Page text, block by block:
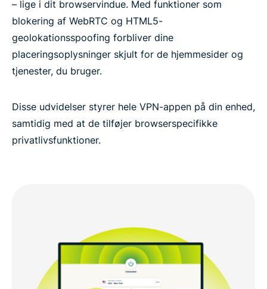
– lige i dit browservindue. Med funktioner som
blokering af WebRTC og HTML5-
geolokationsspoofing forbliver dine
placeringsoplysninger skjult for de hjemmesider og
tjenester, du bruger.
Disse udvidelser styrer hele VPN-appen på din enhed,
samtidig med at de tilføjer browserspecifikke
privatlivsfunktioner.